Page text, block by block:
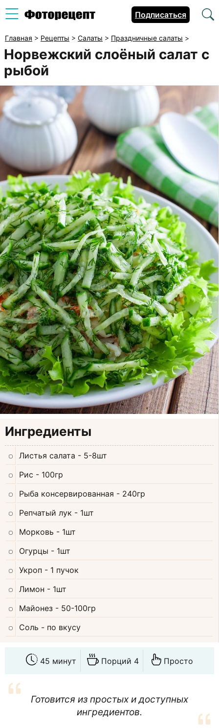
Подписаться
Главная > Рецепты > Салаты > Праздничные салаты >
Норвежский слоёный салат с
рыбой
Ингредиенты
Листья салата - 5-8шт
Рис - 100гр
Рыба консервированная - 240гр
Репчатый лук - 1шт
Морковь - 1шт
Огурцы - 1шт
Укроп - 1 пучок
Лимон - 1шт
Майонез - 50-100гр
Соль - по вкусу
45 минут Порций 4 Просто
Готовится из простых и доступных
ингредиентов.